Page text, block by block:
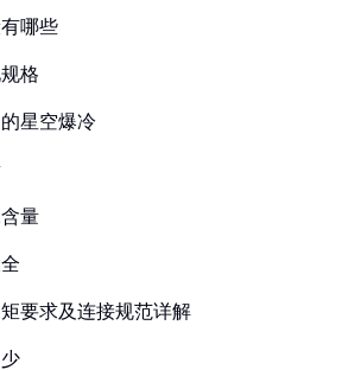
哪些
格
星空爆冷
量
要求及连接规范详解